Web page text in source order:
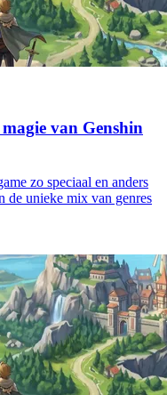
van Genshin
zo speciaal en anders
de unieke mix van genres